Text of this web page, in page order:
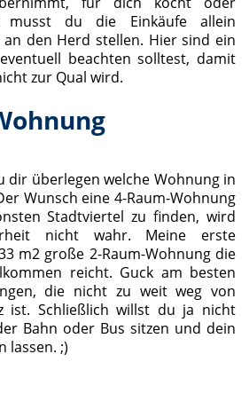
musst du die Einkäufe allein
den Herd stellen. Hier sind ein
beachten solltest, damit
zur Qual wird.
dir überlegen welche Wohnung in
Wunsch eine 4-Raum-Wohnung
Stadtviertel zu finden, wird
nicht wahr. Meine erste
m2 große 2-Raum-Wohnung die
reicht. Guck am besten
die nicht zu weit weg von
ist. Schließlich willst du ja nicht
Bahn oder Bus sitzen und dein
lassen. ;)